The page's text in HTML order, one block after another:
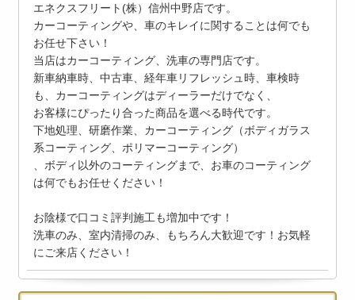
エネクスフリート(株）信州中野店です。
カーコーティングや、車のキレイに関することは何でも
お任せ下さい！
当店はカーコーティング、洗車の専門店です。
新車納車時、中古車、経年車リフレッシュ時、車検時
も、カーコーティングはディーラーだけでなく、
お客様にぴったり合った商品を選べる時代です。
下地処理、研磨作業、カーコーティング（ボディガラス
系コーティング、ポリマーコーティング）
、ボディ以外のコーティングまで、お車のコーティング
は何でもお任せください！
お陰様で口コミ評判施工も増加中です！
洗車のみ、室内清掃のみ、もちろん大歓迎です！お気軽
にご来店ください！